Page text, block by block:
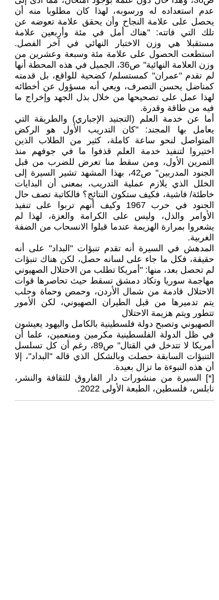
عدم استعداده له ورسوبه، لهذا كان مطلوبا منه أن
يحصل على علامة النجاح وأن يحقق علامة تعوضه عن
تلك التي فاتته: "هناك أمل في مئة وأربعين علامة
مستقبلا هي وزن الاختبار النهائي في آخر الفصل.
استطعت الحصول على علامة مئة وسبعة وعشرين من
وزن العلامة النهائية" ص36، الجميل في هذه المحطة أنها
لم تقدم "عمران" كمستسلم/ كضحية للواقع، بل قدمته
كمناضل يحسن التصرف، ويعي أنه مسؤول عن أخطائه
لهذا عمل على تصحيحها من خلال بذل الجهد وإخراج ما
فيه من طاقة وقدرة.
أما عن خدمة العلم (التجنيد الإجباري) والطريقة التي
يعامل بها المجند: "كان التدريب الأول هو الركض
المتواصل لنحو ساعة كاملة، كثير من الطلاب الذين
اختيروا لتنفيذ خدمة العلم قذفوا ما في جوفهم منذ
التمرين الأول، ومن سقط منا تعرض للضرب من قبل
الجنود المدربين" ص42، بهذا المشهد تشير السيرة إلى
الخلل الذي يلازم عملية التدريب، بمعنى أن البدايات
خاطئة/ فاشية، فكيف ستكون النتائج؟ فالكاتبة تصف حال
الجنود في حرب 1967 وكيف أنهم تربوا على تنفيذ
الأوامر والذل، وليس على الكرامة والعزة، لهذا لم
يشعروا بمرارة الهزيمة عندما قبلوا الانسحاب من الضفة
الغربية.
المدهش في السيرة أنه تقدم تنبؤات "البداد" على أنه
حقيقة، فكل ما جاء على لسانه حصل، لكن هناك تنبؤات
لم تحصل بعد، منها: "أمريكا تطلب من الاحتلال الصهيوني
مهاجمة سوريا وتكاد دمشق تسقط حيث تحاصرها قوات
الاحتلال قادمة من شمال الأردن، وحمص وحماة وحلب
يتم تدميرها من قبل الطيران الصهيوني، لكن الأمور
تتطور ويتم هزيمة الاحتلال
الصهيوني وتصبح دولة فلسطينية بالكامل واليهود يعيشون
في ظل الدولة الفلسطينية مكرمين ومنعمين، علما أن
أمريكا لا تتدخل في القتال" ص89، رغم أن كل تسلسل
التنبؤات السابقة حصلت وبالشكل الذي قاله "البداد"، إلا
أن هذه النبوءة ما تزال بعيدة.
[*] السيرة من منشورات دار الفاروق للثقافة والنشر،
نابلس، فلسطين، الطبعة الأولى 2022.